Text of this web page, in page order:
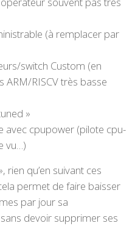
(à remplacer par
switch Custom (en
RISCV très basse
»
avec cpupower (pilote cpu-
vu…)
rien qu’en suivant ces
permet de faire baisser
par jour sa
devoir supprimer ses